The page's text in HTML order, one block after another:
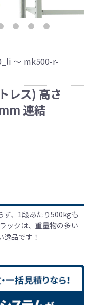
～ mk500-r-
レス) 高さ
連結
ず、1段あたり500kgも
ックは、重量物の多い
品です！